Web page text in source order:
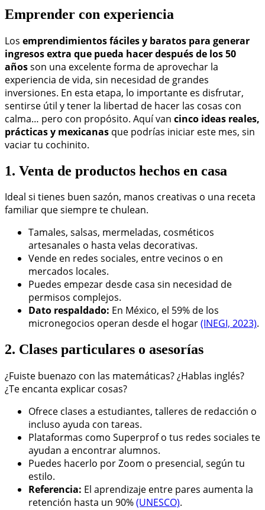
Emprender con experiencia
Los emprendimientos fáciles y baratos para generar
ingresos extra que pueda hacer después de los 50
añosson una excelente forma de aprovechar la
experiencia de vida, sin necesidad de grandes
inversiones. En esta etapa, lo importante es disfrutar,
sentirse útil y tener la libertad de hacer las cosas con
calma… pero con propósito. Aquí van cinco ideas reales,
prácticas y mexicanas que podrías iniciar este mes, sin
vaciar tu cochinito.
1. Venta de productos hechos en casa
Ideal si tienes buen sazón, manos creativas o una receta
familiar que siempre te chulean.
Tamales, salsas, mermeladas, cosméticos
artesanales o hasta velas decorativas.
Vende en redes sociales, entre vecinos o en
mercados locales.
Puedes empezar desde casa sin necesidad de
permisos complejos.
Dato respaldado: En México, el 59% de los
micronegocios operan desde el hogar(INEGI, 2023).
2. Clases particulares o asesorías
¿Fuiste buenazo con las matemáticas? ¿Hablas inglés?
¿Te encanta explicar cosas?
Ofrece clases a estudiantes, talleres de redacción o
incluso ayuda con tareas.
Plataformas como Superprof o tus redes sociales te
ayudan a encontrar alumnos.
Puedes hacerlo por Zoom o presencial, según tu
estilo.
Referencia: El aprendizaje entre pares aumenta la
retención hasta un 90%(UNESCO).